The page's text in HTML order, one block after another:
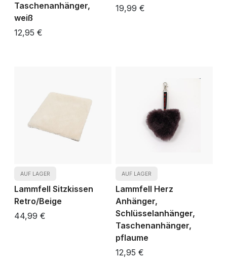
Taschenanhänger,
weiß
12,95 €
19,99 €
AUF LAGER
Lammfell Sitzkissen
Retro/Beige
44,99 €
AUF LAGER
Lammfell Herz
Anhänger,
Schlüsselanhänger,
Taschenanhänger,
pflaume
12,95 €